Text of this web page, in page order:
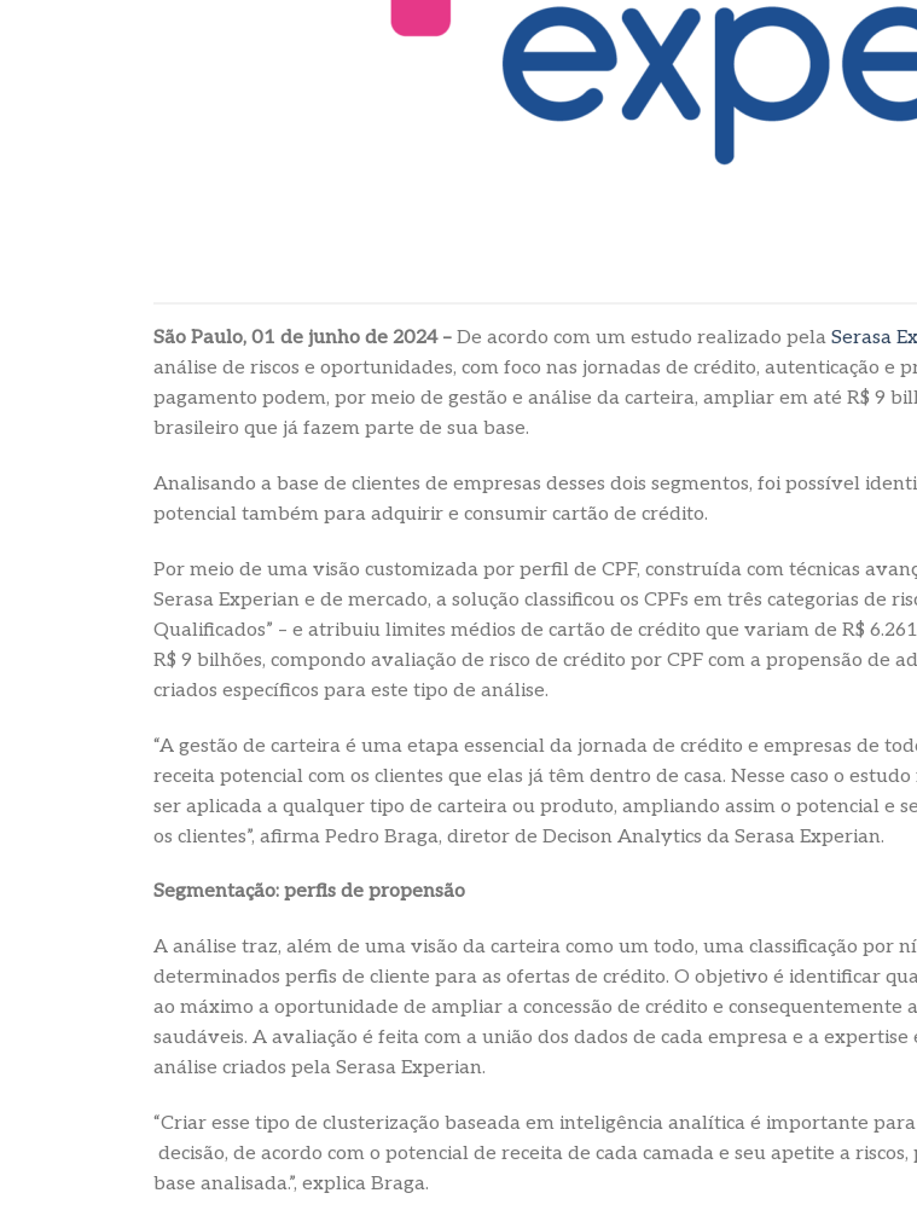
São Paulo, 01 de junho de 2024 – De acordo com um estudo realizado pela Serasa
análise de riscos e oportunidades, com foco nas jornadas de crédito, autenticação e
pagamento podem, por meio de gestão e análise da carteira, ampliar em até R$ 9
brasileiro que já fazem parte de sua base.
Analisando a base de clientes de empresas desses dois segmentos, foi possível
potencial também para adquirir e consumir cartão de crédito.
Por meio de uma visão customizada por perfil de CPF, construída com técnicas
Serasa Experian e de mercado, a solução classificou os CPFs em três categorias de
Qualificados” – e atribuiu limites médios de cartão de crédito que variam de R$
R$ 9 bilhões, compondo avaliação de risco de crédito por CPF com a propensão de
criados específicos para este tipo de análise.
“A gestão de carteira é uma etapa essencial da jornada de crédito e empresas de
receita potencial com os clientes que elas já têm dentro de casa. Nesse caso o
ser aplicada a qualquer tipo de carteira ou produto, ampliando assim o potencial e
os clientes”, afirma Pedro Braga, diretor de Decison Analytics da Serasa Experian.
Segmentação: perfis de propensão
A análise traz, além de uma visão da carteira como um todo, uma classificação
determinados perfis de cliente para as ofertas de crédito. O objetivo é identificar
ao máximo a oportunidade de ampliar a concessão de crédito e
saudáveis. A avaliação é feita com a união dos dados de cada empresa e a
análise criados pela Serasa Experian.
“Criar esse tipo de clusterização baseada em inteligência analítica é importante
decisão, de acordo com o potencial de receita de cada camada e seu apetite a
base analisada.”, explica Braga.